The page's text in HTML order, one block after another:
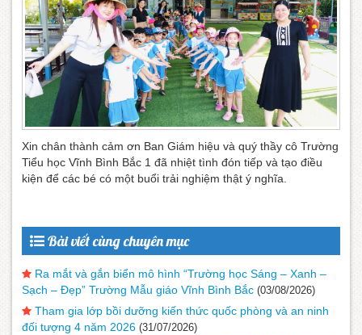
Xin chân thành cảm ơn Ban Giám hiệu và quý thầy cô Trường
Tiểu học Vĩnh Bình Bắc 1 đã nhiệt tình đón tiếp và tạo điều
kiện để các bé có một buổi trải nghiệm thật ý nghĩa.
Bài viết cùng chuyên mục
Ra mắt và gắn biển mô hình “Trường học Sáng – Xanh –
Sạch – Đẹp” Trường Mẫu giáo Vĩnh Bình Bắc (03/08/2026)
Tham gia lớp bồi dưỡng kiến thức quốc phòng và an ninh
đối tượng 4 năm 2026 (31/07/2026)